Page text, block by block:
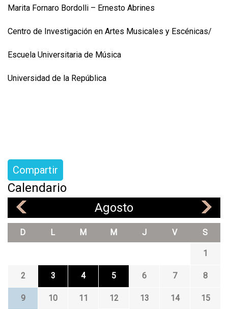
Marita Fornaro Bordolli – Ernesto Abrines
Centro de Investigación en Artes Musicales y Escénicas/
Escuela Universitaria de Música
Universidad de la República
Compartir
Calendario
Agosto
D L M M J V S
1
2 3 4 5 6 7 8
9 10 11 12 13 14 15